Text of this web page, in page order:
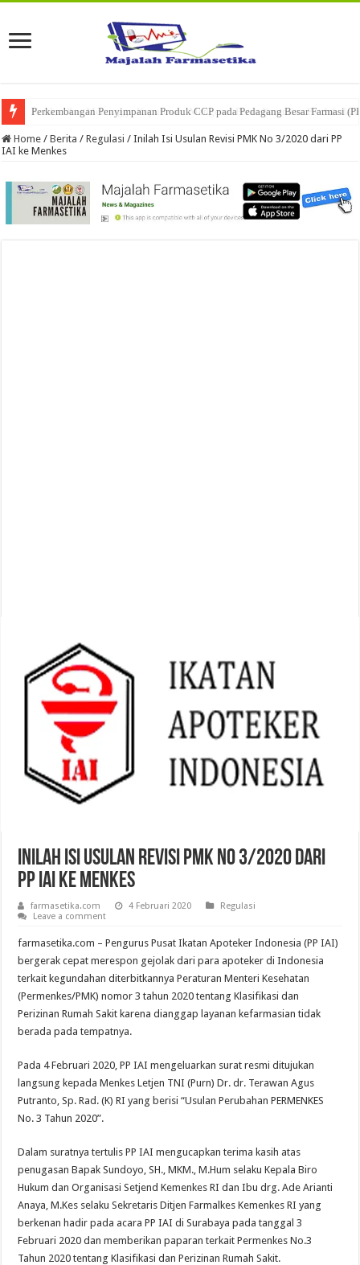
Ketika Obat Menunggu Keputusan: Mengenal Peran Karantina Produk
Home / Berita / Regulasi / Inilah Isi Usulan Revisi PMK No 3/2020 dari PP
IAI ke Menkes
Inilah Isi Usulan Revisi PMK No 3/2020 dari
PP IAI ke Menkes
farmasetika.com 4 Februari 2020
Regulasi
Leave a comment
farmasetika.com – Pengurus Pusat Ikatan Apoteker Indonesia (PP IAI)
bergerak cepat merespon gejolak dari para apoteker di Indonesia
terkait kegundahan diterbitkannya Peraturan Menteri Kesehatan
(Permenkes/PMK) nomor 3 tahun 2020 tentang Klasifikasi dan
Perizinan Rumah Sakit karena dianggap layanan kefarmasian tidak
berada pada tempatnya.
Pada 4 Februari 2020, PP IAI mengeluarkan surat resmi ditujukan
langsung kepada Menkes Letjen TNI (Purn) Dr. dr. Terawan Agus
Putranto, Sp. Rad. (K) RI yang berisi “Usulan Perubahan PERMENKES
No. 3 Tahun 2020”.
Dalam suratnya tertulis PP IAI mengucapkan terima kasih atas
penugasan Bapak Sundoyo, SH., MKM., M.Hum selaku Kepala Biro
Hukum dan Organisasi Setjend Kemenkes RI dan Ibu drg. Ade Arianti
Anaya, M.Kes selaku Sekretaris Ditjen Farmalkes Kemenkes RI yang
berkenan hadir pada acara PP IAI di Surabaya pada tanggal 3
Februari 2020 dan memberikan paparan terkait Permenkes No.3
Tahun 2020 tentang Klasifikasi dan Perizinan Rumah Sakit.